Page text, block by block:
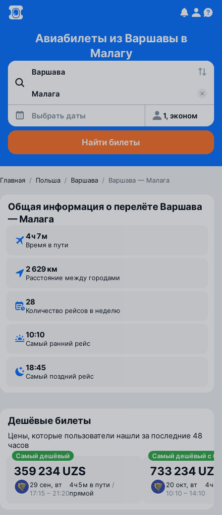
Авиабилеты из Варшавы в
Малагу
Выбрать даты 1, эконом
Найти билеты
Главная / Польша / Варшава / Варшава — Малага
Общая информация о перелёте Варшава
— Малага
4 ⁠ч 7 ⁠м
Время в пути
2 629 км
Расстояние между городами
28
Количество рейсов в неделю
10:10
Самый ранний рейс
18:45
Самый поздний рейс
Дешёвые билеты
Цены, которые пользователи нашли за последние 48
часов
Самый дешёвый
359 234 UZS
29 сен, вт
17:15 – 21:20
4 ⁠ч 5 ⁠м в пути /
прямой
Самый дешёвый с
733 234 UZS
20 окт, вт
10:10 – 14:10
4 ⁠ч в